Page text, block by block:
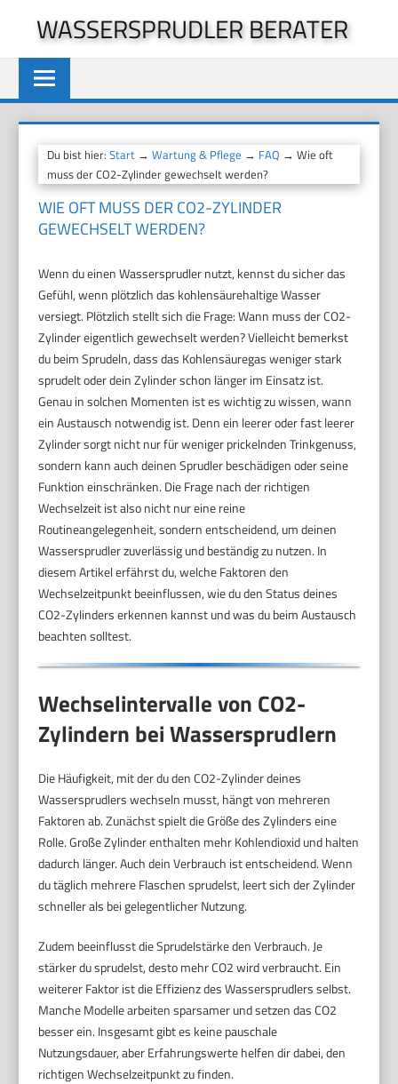
springen
WASSERSPRUDLER BERATER
Du bist hier:Start →Wartung & Pflege → FAQ → Wie oft
muss der CO2-Zylinder gewechselt werden?
WIE OFT MUSS DER CO2-ZYLINDER
GEWECHSELT WERDEN?
Wenn du einen Wassersprudler nutzt, kennst du sicher das
Gefühl, wenn plötzlich das kohlensäurehaltige Wasser
versiegt. Plötzlich stellt sich die Frage: Wann muss der CO2-
Zylinder eigentlich gewechselt werden? Vielleicht bemerkst
du beim Sprudeln, dass das Kohlensäuregas weniger stark
sprudelt oder dein Zylinder schon länger im Einsatz ist.
Genau in solchen Momenten ist es wichtig zu wissen, wann
ein Austausch notwendig ist. Denn ein leerer oder fast leerer
Zylinder sorgt nicht nur für weniger prickelnden Trinkgenuss,
sondern kann auch deinen Sprudler beschädigen oder seine
Funktion einschränken. Die Frage nach der richtigen
Wechselzeit ist also nicht nur eine reine
Routineangelegenheit, sondern entscheidend, um deinen
Wassersprudler zuverlässig und beständig zu nutzen. In
diesem Artikel erfährst du, welche Faktoren den
Wechselzeitpunkt beeinflussen, wie du den Status deines
CO2-Zylinders erkennen kannst und was du beim Austausch
beachten solltest.
Wechselintervalle von CO2-
Zylindern bei Wassersprudlern
Die Häufigkeit, mit der du den CO2-Zylinder deines
Wassersprudlers wechseln musst, hängt von mehreren
Faktoren ab. Zunächst spielt die Größe des Zylinders eine
Rolle. Große Zylinder enthalten mehr Kohlendioxid und halten
dadurch länger. Auch dein Verbrauch ist entscheidend. Wenn
du täglich mehrere Flaschen sprudelst, leert sich der Zylinder
schneller als bei gelegentlicher Nutzung.
Zudem beeinflusst die Sprudelstärke den Verbrauch. Je
stärker du sprudelst, desto mehr CO2 wird verbraucht. Ein
weiterer Faktor ist die Effizienz des Wassersprudlers selbst.
Manche Modelle arbeiten sparsamer und setzen das CO2
besser ein. Insgesamt gibt es keine pauschale
Nutzungsdauer, aber Erfahrungswerte helfen dir dabei, den
richtigen Wechselzeitpunkt zu finden.